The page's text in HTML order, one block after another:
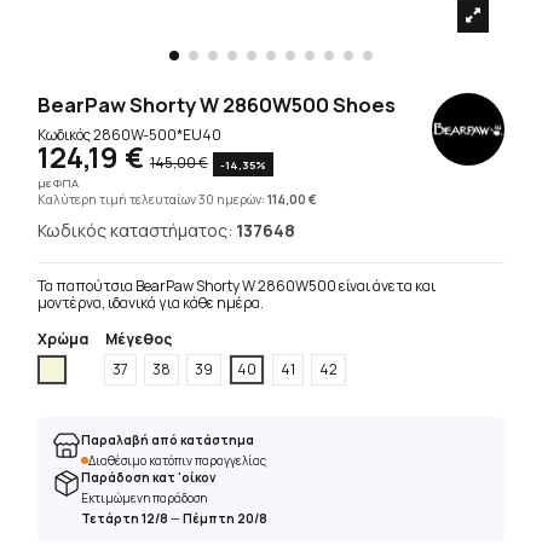
BearPaw Shorty W 2860W500 Shoes
Κωδικός2860W-500*EU40
124,19 € 145,00 €
-14,35%
με ΦΠΑ
Καλύτερη τιμή τελευταίων 30 ημερών:114,00 €
Κωδικός καταστήματος: 137648
Τα παπούτσια BearPaw Shorty W 2860W500 είναι άνετα και
μοντέρνα, ιδανικά για κάθε ημέρα.
Χρώμα
Μέγεθος
37
38 39 40 41 42
Παραλαβή από κατάστημα
Διαθέσιμο κατόπιν παραγγελίας
Παράδοση κατ 'οίκον
Εκτιμώμενη παράδοση
Τετάρτη 12/8 —Πέμπτη 20/8